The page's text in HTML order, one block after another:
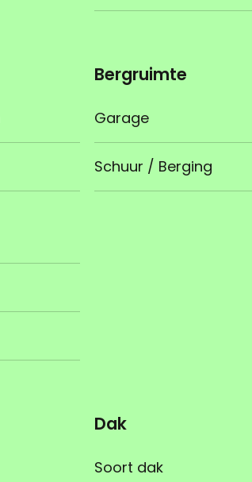
Bergruimte
Garage
Schuur / Berging
Dak
Soort dak